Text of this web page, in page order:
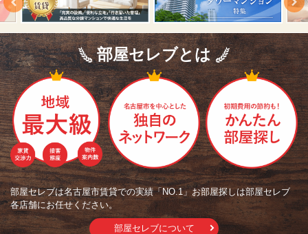
部屋セレブとは
部屋セレブは名古屋市賃貸での実績「NO.1」お部屋探しは部屋セレブ
各店舗にお任せください。
部屋セレブについて